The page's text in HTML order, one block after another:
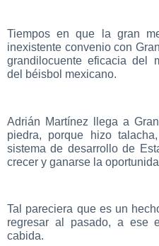
Tiempos en que la gran
inexistente convenio con
grandilocuente eficacia del
del béisbol mexicano.
Adrián Martínez llega a
piedra, porque hizo
sistema de desarrollo de
crecer y ganarse la
Tal pareciera que es un
regresar al pasado, a ese
cabida.